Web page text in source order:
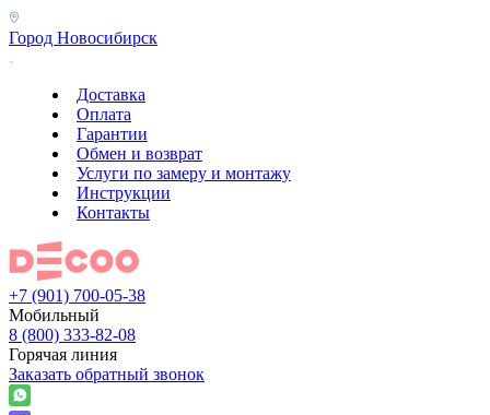
Город Новосибирск
Доставка
Оплата
Гарантии
Обмен и возврат
Услуги по замеру и монтажу
Инструкции
Контакты
+7 (901) 700-05-38
Мобильный
8 (800) 333-82-08
Горячая линия
Заказать обратный звонок